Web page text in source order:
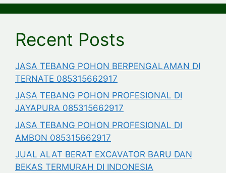
Recent Posts
JASA TEBANG POHON BERPENGALAMAN DI
TERNATE 085315662917
JASA TEBANG POHON PROFESIONAL DI
JAYAPURA 085315662917
JASA TEBANG POHON PROFESIONAL DI
AMBON 085315662917
JUAL ALAT BERAT EXCAVATOR BARU DAN
BEKAS TERMURAH DI INDONESIA